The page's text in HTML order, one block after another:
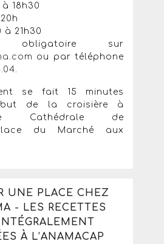
à 18h30
à 21h30
obligatoire sur
ou par téléphone
se fait 15 minutes
de la croisière à
Cathédrale de
du Marché aux
UNE PLACE CHEZ
- LES RECETTES
À L’ANAMACAP